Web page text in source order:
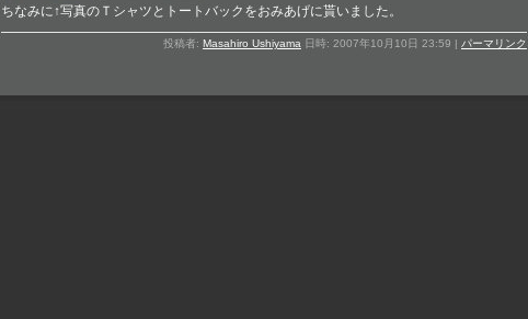
ちなみに↑写真のＴシャツとトートバックをおみあげに貰いました。
投稿者: Masahiro Ushiyama 日時: 2007年10月10日 23:59 | パーマリンク